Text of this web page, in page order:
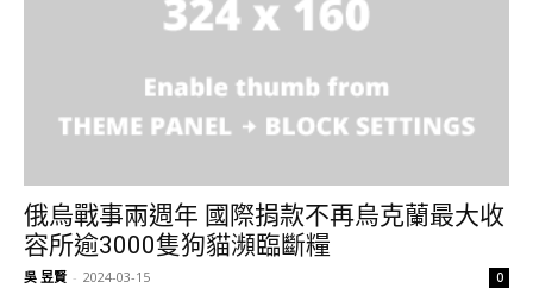
俄烏戰事兩週年 國際捐款不再烏克蘭最大收
容所逾3000隻狗貓瀕臨斷糧
吳 昱賢 - 2024-03-15 0